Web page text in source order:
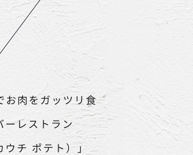
お肉をガッツリ食
ーレストラン
チ ポテト）」